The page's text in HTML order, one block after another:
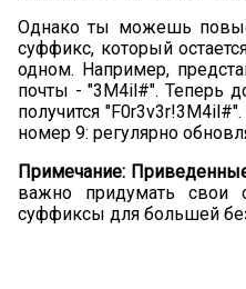
Однако ты можешь
суффикс, который
одном. Например,
почты - "3M4il#". Теперь
получится
номер 9: регулярно
Примечание:
важно придумать свои
суффиксы для большей